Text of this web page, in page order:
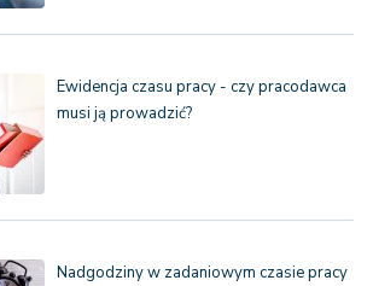
Ewidencja czasu pracy - czy pracodawca
musi ją prowadzić?
Nadgodziny w zadaniowym czasie pracy